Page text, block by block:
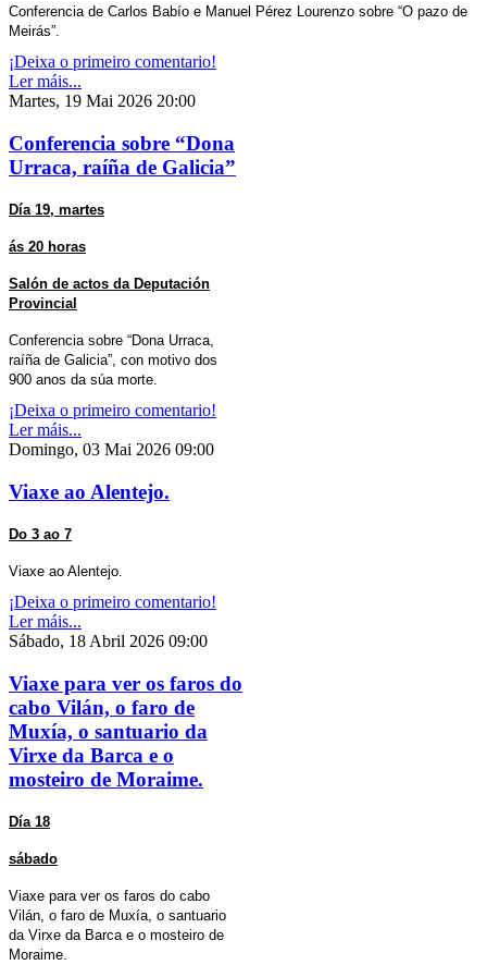
Conferencia de Carlos Babío e Manuel Pérez Lourenzo sobre “O pazo de
Meirás”.
¡Deixa o primeiro comentario!
Ler máis...
Martes, 19 Mai 2026 20:00
Conferencia sobre “Dona
Urraca, raíña de Galicia”
Día 19, martes
ás 20 horas
Salón de actos da Deputación
Provincial
Conferencia sobre “Dona Urraca,
raíña de Galicia”, con motivo dos
900 anos da súa morte.
¡Deixa o primeiro comentario!
Ler máis...
Domingo, 03 Mai 2026 09:00
Viaxe ao Alentejo.
Do 3 ao 7
Viaxe ao Alentejo.
¡Deixa o primeiro comentario!
Ler máis...
Sábado, 18 Abril 2026 09:00
Viaxe para ver os faros do
cabo Vilán, o faro de
Muxía, o santuario da
Virxe da Barca e o
mosteiro de Moraime.
Día 18
sábado
Viaxe para ver os faros do cabo
Vilán, o faro de Muxía, o santuario
da Virxe da Barca e o mosteiro de
Moraime.